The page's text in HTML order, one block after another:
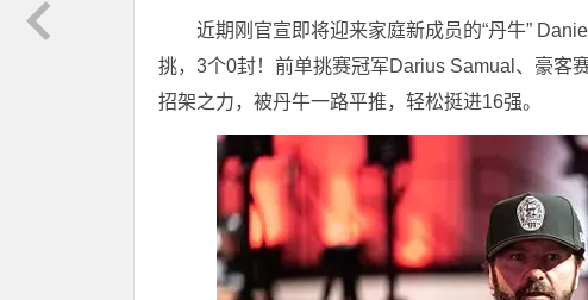
近期刚官宣即将迎来家庭新成员的“丹牛”
挑，3个0封！前单挑赛冠军Darius Samual、豪客
招架之力，被丹牛一路平推，轻松挺进16强。